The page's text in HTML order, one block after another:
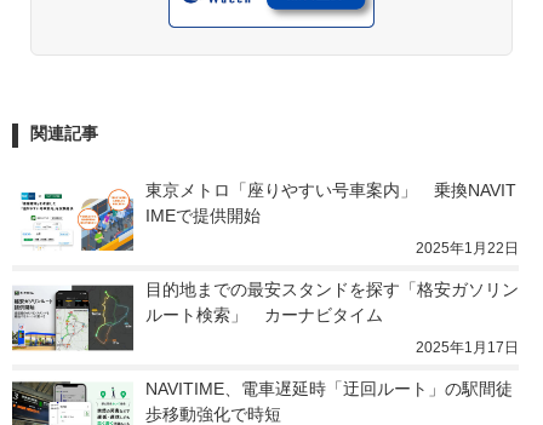
関連記事
東京メトロ「座りやすい号車案内」　乗換NAVIT
IMEで提供開始
2025年1月22日
目的地までの最安スタンドを探す「格安ガソリン
ルート検索」　カーナビタイム
2025年1月17日
NAVITIME、電車遅延時「迂回ルート」の駅間徒
歩移動強化で時短